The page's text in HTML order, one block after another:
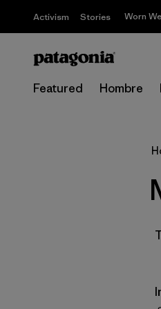
Activism Stories Worn
Featured Hombre